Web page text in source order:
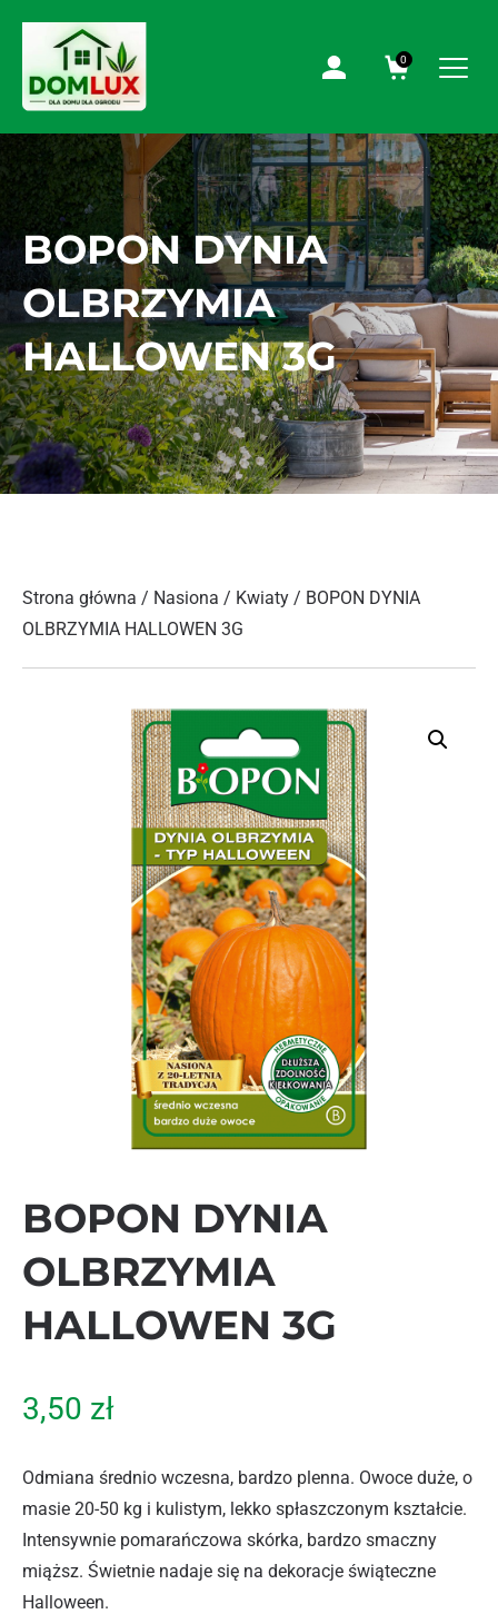
0
BOPON DYNIA
OLBRZYMIA
HALLOWEN 3G
Strona główna / Nasiona / Kwiaty / BOPON DYNIA
OLBRZYMIA HALLOWEN 3G
BOPON DYNIA
OLBRZYMIA
HALLOWEN 3G
3,50 zł
Odmiana średnio wczesna, bardzo plenna. Owoce duże, o
masie 20-50 kg i kulistym, lekko spłaszczonym kształcie.
Intensywnie pomarańczowa skórka, bardzo smaczny
miąższ. Świetnie nadaje się na dekoracje świąteczne
Halloween.